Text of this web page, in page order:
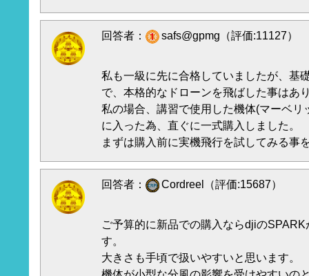
回答者： safs@gpmg（評価:11127）
私も一級に先に合格していましたが、基
で、本格的なドローンを飛ばした事はあ
私の場合、講習で使用した機体(マーベリ
に入った為、直ぐに一式購入しました。
まずは購入前に実機飛行を試してみる事
回答者： Cordreel（評価:15687）
ご予算的に新品での購入ならdjiの
す。
大きさも手頃で扱いやすいと思います。